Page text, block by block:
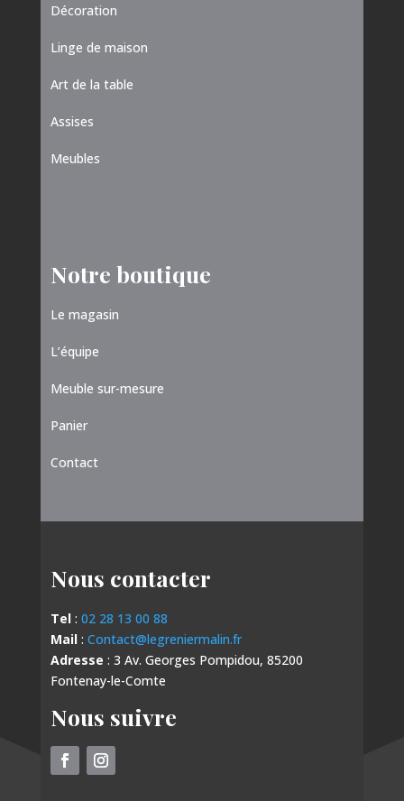
Décoration
Linge de maison
Art de la table
Assises
Meubles
Notre boutique
Le magasin
L’équipe
Meuble sur-mesure
Panier
Contact
Nous contacter
Tel: 02 28 13 00 88
Mail: Contact@legreniermalin.fr
Adresse : 3 Av. Georges Pompidou, 85200
Fontenay-le-Comte
Nous suivre